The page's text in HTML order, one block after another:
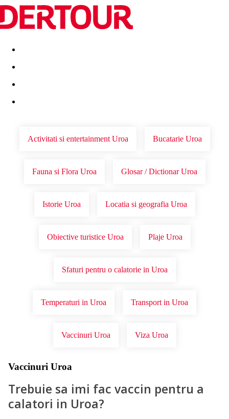
Destinatii Vacanta perfecta OFERTE DE NERATAT
Activitati si entertainment Uroa Bucatarie Uroa
Fauna si Flora Uroa Glosar / Dictionar Uroa
Istorie Uroa Locatia si geografia Uroa
Obiective turistice Uroa Plaje Uroa
Sfaturi pentru o calatorie in Uroa
Temperaturi in Uroa Transport in Uroa
Vaccinuri Uroa Viza Uroa
Vaccinuri Uroa
Trebuie sa imi fac vaccin pentru a
calatori in Uroa?